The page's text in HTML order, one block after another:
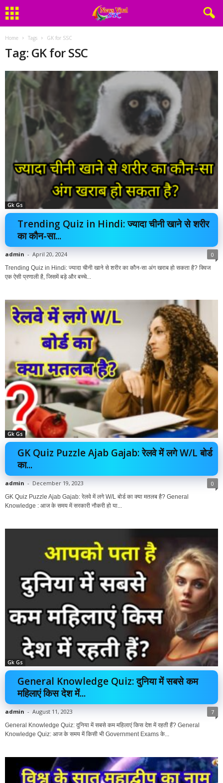
Home Tags GK for SSC
Tag: GK for SSC
Gk Gs
Trending Quiz in Hindi: ज्यादा चीनी खाने से शरीर
का कौन-सा...
admin - April 20, 2024 0
Trending Quiz in Hindi: ज्यादा चीनी खाने से शरीर का कौन-सा अंग खराब हो सकता है? क्विज
एक ऐसी प्रणाली है, जिसमें बड़े और बच्चे...
Gk Gs
GK Quiz Puzzle Ajab Gajab: रेलवे में लगे W/L बोर्ड
का...
admin - December 19, 2023 0
GK Quiz Puzzle Ajab Gajab: रेलवे में लगे W/L बोर्ड का क्या मतलब है? General
Knowledge : आज के समय में सरकारी नौकरी हो या...
Gk Gs
General Knowledge Quiz: दुनिया में सबसे कम
महिलाएं किस देश में...
admin - August 11, 2023 7
General Knowledge Quiz: दुनिया में सबसे कम महिलाएं किस देश में रहती हैं? General
Knowledge Quiz: आज के समय में किसी भी Government Exams के...